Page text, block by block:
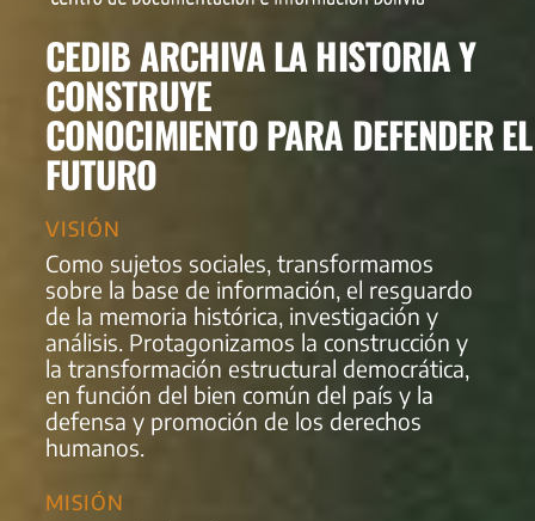
CEDIB ARCHIVA LA HISTORIA Y
CONSTRUYE
CONOCIMIENTO PARA DEFENDER EL
FUTURO
VISIÓN
Como sujetos sociales, transformamos
sobre la base de información, el resguardo
de la memoria histórica, investigación y
análisis. Protagonizamos la construcción y
la transformación estructural democrática,
en función del bien común del país y la
defensa y promoción de los derechos
humanos.
MISIÓN